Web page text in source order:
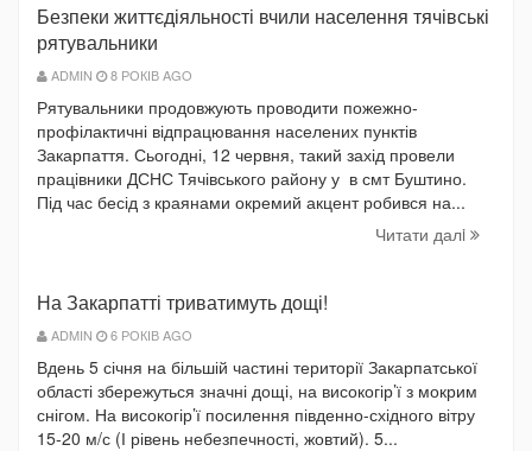
Безпеки життєдіяльності вчили населення тячівські
рятувальники
ADMIN 8 РОКІВ AGO
Рятувальники продовжують проводити пожежно-
профілактичні відпрацювання населених пунктів
Закарпаття. Сьогодні, 12 червня, такий захід провели
працівники ДСНС Тячівського району у в смт Буштино.
Під час бесід з краянами окремий акцент робився на...
Читати далi
На Закарпатті триватимуть дощі!
ADMIN 6 РОКІВ AGO
Вдень 5 січня на більшій частині території Закарпатської
області збережуться значні дощі, на високогір’ї з мокрим
снігом. На високогір’ї посилення південно-східного вітру
15-20 м/с (І рівень небезпечності, жовтий). 5...